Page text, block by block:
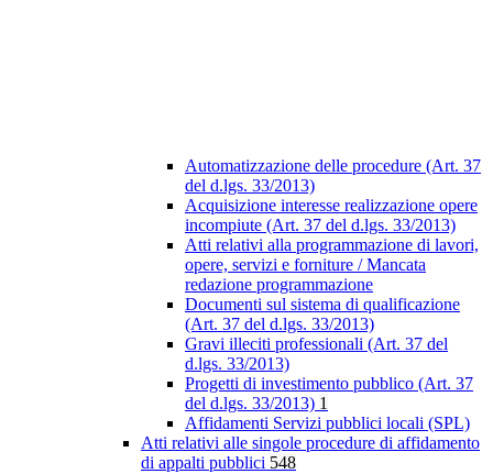
Automatizzazione delle procedure (Art. 37
del d.lgs. 33/2013)
Acquisizione interesse realizzazione opere
incompiute (Art. 37 del d.lgs. 33/2013)
Atti relativi alla programmazione di lavori,
opere, servizi e forniture / Mancata
redazione programmazione
Documenti sul sistema di qualificazione
(Art. 37 del d.lgs. 33/2013)
Gravi illeciti professionali (Art. 37 del
d.lgs. 33/2013)
Progetti di investimento pubblico (Art. 37
del d.lgs. 33/2013) 1
Affidamenti Servizi pubblici locali (SPL)
Atti relativi alle singole procedure di affidamento
di appalti pubblici 548